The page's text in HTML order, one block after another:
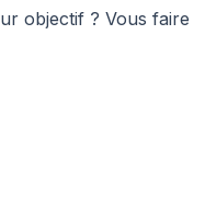
objectif ? Vous faire